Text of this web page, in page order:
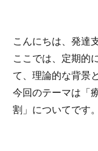
こんにちは、発達
ここでは、定期的
て、理論的な背景
今回のテーマは「
割」についてです。